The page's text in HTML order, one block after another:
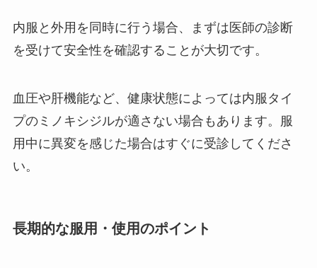
内服と外用を同時に行う場合、まずは医師の診断
を受けて安全性を確認することが大切です。
血圧や肝機能など、健康状態によっては内服タイ
プのミノキシジルが適さない場合もあります。服
用中に異変を感じた場合はすぐに受診してくださ
い。
長期的な服用・使用のポイント